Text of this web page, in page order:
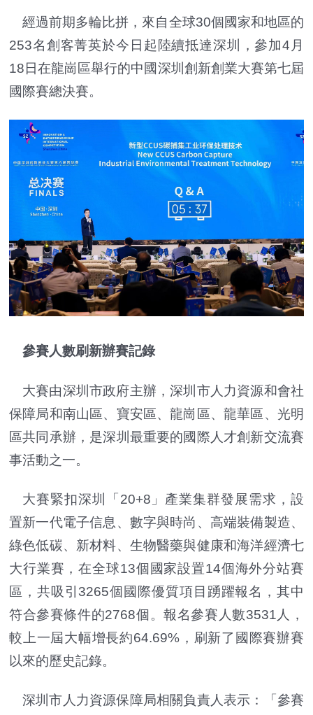
經過前期多輪比拼，來自全球30個國家和地區的
253名創客菁英於今日起陸續抵達深圳，參加4月
18日在龍崗區舉行的中國深圳創新創業大賽第七屆
國際賽總決賽。
參賽人數刷新辦賽記錄
大賽由深圳市政府主辦，深圳市人力資源和會社
保障局和南山區、寶安區、龍崗區、龍華區、光明
區共同承辦，是深圳最重要的國際人才創新交流賽
事活動之一。
大賽緊扣深圳「20+8」產業集群發展需求，設
置新一代電子信息、數字與時尚、高端裝備製造、
綠色低碳、新材料、生物醫藥與健康和海洋經濟七
大行業賽，在全球13個國家設置14個海外分站賽
區，共吸引3265個國際優質項目踴躍報名，其中
符合參賽條件的2768個。報名參賽人數3531人，
較上一屆大幅增長約64.69%，刷新了國際賽辦賽
以來的歷史記錄。
深圳市人力資源保障局相關負責人表示：「參賽